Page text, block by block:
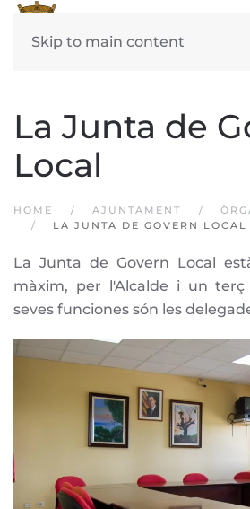
Skip to main content
La Junta de
Local
HOME AJUNTAMENT
LA JUNTA DE GOVERN LOCAL
La Junta de Govern Local
màxim, per l'Alcalde i un terç
seves funciones són les